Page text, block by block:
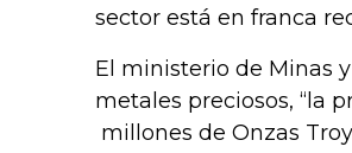
sector está en franca
El ministerio de Minas
metales preciosos, “la
millones de Onzas